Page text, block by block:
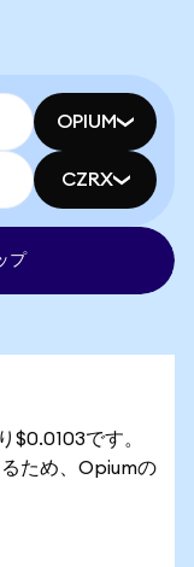
OPIUM
CZRX
プ
$0.0103です。
ため、Opiumの